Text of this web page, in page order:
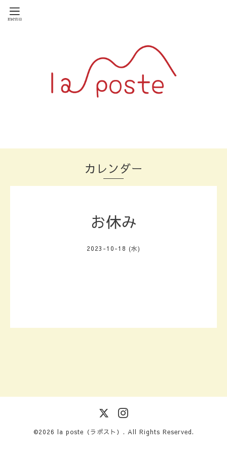
カレンダー
お休み
2023-10-18 (水)
©2026 la poste（ラポスト） . All Rights Reserved.